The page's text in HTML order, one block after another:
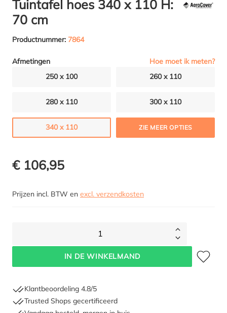
Tuintafel hoes 340 x 110 H:
70 cm
Productnummer: 7864
Afmetingen
Hoe moet ik meten?
250 x 100
260 x 110
280 x 110 300 x 110
340 x 110 ZIE MEER OPTIES
€ 106,95
Prijzen incl. BTW en excl. verzendkosten
1
IN DE WINKELMAND
Klantbeoordeling 4.8/5
Trusted Shops gecertificeerd